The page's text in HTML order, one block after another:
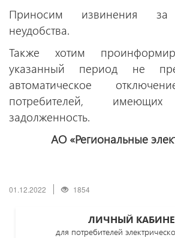
Приносим извинения за
неудобства.
Также хотим
указанный период не
автоматическое
потребителей, имеющих
задолженность.
АО «Региональные
01.12.2022 1854
ЛИЧНЫЙ
для потребителей